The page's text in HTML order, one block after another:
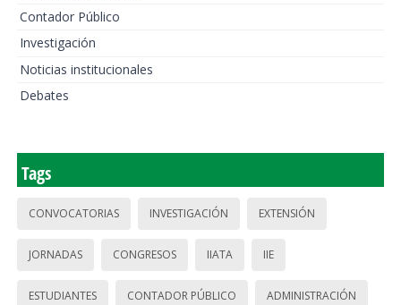
Contador Público
Investigación
Noticias institucionales
Debates
Tags
CONVOCATORIAS INVESTIGACIÓN EXTENSIÓN
JORNADAS CONGRESOS IIATA IIE
ESTUDIANTES CONTADOR PÚBLICO ADMINISTRACIÓN